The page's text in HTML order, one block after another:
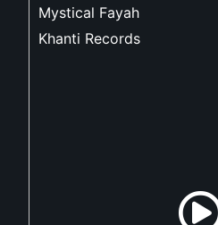
Mystical Fayah
Khanti Records